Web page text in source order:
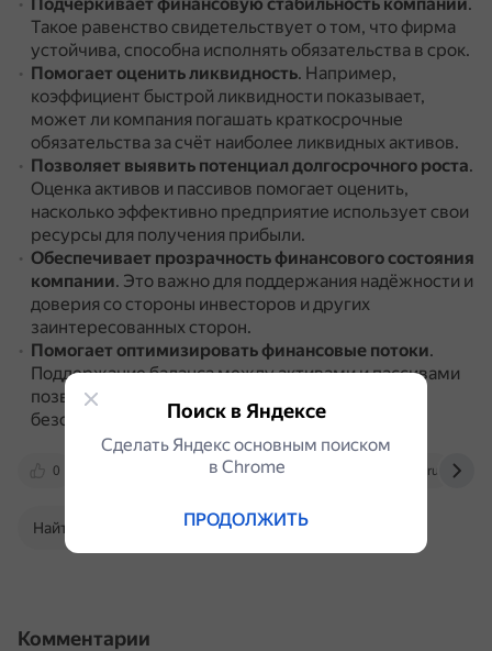
Такое равенство свидетельствует о том, что фирма
устойчива, способна исполнять обязательства в срок.
Помогает оценить ликвидность. Например,
коэффициент быстрой ликвидности показывает,
может ли компания погашать краткосрочные
обязательства за счёт наиболее ликвидных активов.
Позволяет выявить потенциал долгосрочного роста.
Оценка активов и пассивов помогает оценить,
насколько эффективно предприятие использует свои
ресурсы для получения прибыли.
Обеспечивает прозрачность финансового состояния
компании. Это важно для поддержания надёжности и
доверия со стороны инвесторов и других
заинтересованных сторон.
Помогает оптимизировать финансовые потоки.
Поддержание баланса между активами и пассивами
позволяет гарантировать экономическую
безопасность на долгосрочную перспективу.
0 www.arenda1c.ru noboring-finance.ru
Найти в Поиске
Комментарии
Поиск в Яндексе
Сделать Яндекс основным поиском
в Сhrome
ПРОДОЛЖИТЬ